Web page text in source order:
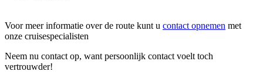
Voor meer informatie over de route kunt u contact opnemen met
onze cruisespecialisten
Neem nu contact op, want persoonlijk contact voelt toch
vertrouwder!